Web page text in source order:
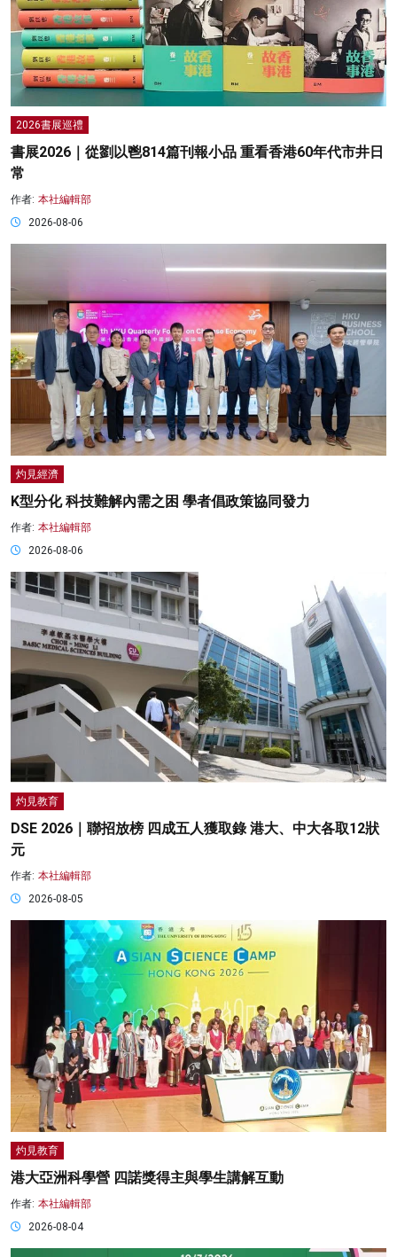
2026書展巡禮
書展2026｜從劉以鬯814篇刊報小品 重看香港60年代市井日
常
作者: 本社編輯部
2026-08-06
灼見經濟
K型分化 科技難解內需之困 學者倡政策協同發力
作者: 本社編輯部
2026-08-06
灼見教育
DSE 2026｜聯招放榜 四成五人獲取錄 港大、中大各取12狀
元
作者: 本社編輯部
2026-08-05
灼見教育
港大亞洲科學營 四諾獎得主與學生講解互動
作者: 本社編輯部
2026-08-04